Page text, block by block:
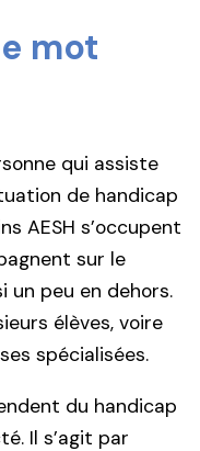
mot
qui assiste
de handicap
AESH s’occupent
sur le
un peu en dehors.
élèves, voire
spécialisées.
du handicap
Il s’agit par